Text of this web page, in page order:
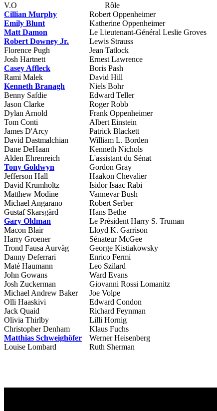
V.O Rôle
Cillian Murphy
Robert Oppenheimer
Emily Blunt
Katherine Oppenheimer
Matt Damon
Le Lieutenant-Général Leslie Groves
Robert Downey Jr.
Lewis Strauss
Florence Pugh
Jean Tatlock
Josh Hartnett
Ernest Lawrence
Casey Affleck
Boris Pash
Rami Malek
David Hill
Kenneth Branagh
Niels Bohr
Benny Safdie
Edward Teller
Jason Clarke
Roger Robb
Dylan Arnold
Frank Oppenheimer
Tom Conti
Albert Einstein
James D'Arcy
Patrick Blackett
David Dastmalchian
William L. Borden
Dane DeHaan
Kenneth Nichols
Alden Ehrenreich
L'assistant du Sénat
Tony Goldwyn
Gordon Gray
Jefferson Hall
Haakon Chevalier
David Krumholtz
Isidor Isaac Rabi
Matthew Modine
Vannevar Bush
Michael Angarano
Robert Serber
Gustaf Skarsgård
Hans Bethe
Gary Oldman
Le Président Harry S. Truman
Macon Blair
Lloyd K. Garrison
Harry Groener
Sénateur McGee
Trond Fausa Aurvåg
George Kistiakowsky
Danny Deferrari
Enrico Fermi
Maté Haumann
Leo Szilard
John Gowans
Ward Evans
Josh Zuckerman
Giovanni Rossi Lomanitz
Michael Andrew Baker
Joe Volpe
Olli Haaskivi
Edward Condon
Jack Quaid
Richard Feynman
Olivia Thirlby
Lilli Hornig
Christopher Denham
Klaus Fuchs
Matthias Schweighöfer
Werner Heisenberg
Louise Lombard
Ruth Sherman